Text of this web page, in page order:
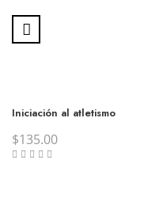
Iniciación al atletismo
$135.00